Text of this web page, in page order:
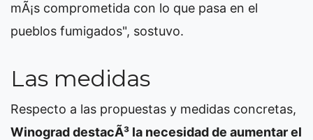
mÃ¡s comprometida con lo que pasa en el
pueblos fumigados", sostuvo.
Las medidas
Respecto a las propuestas y medidas concretas,
Winograd destacÃ³ la necesidad de aumentar el